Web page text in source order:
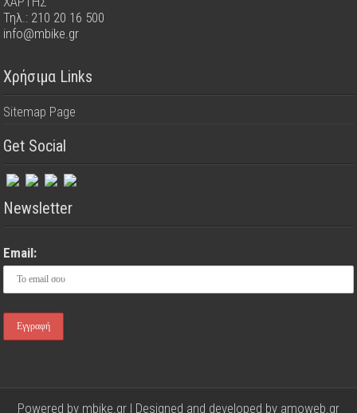
Τηλ.: 210 20 16 500
info@mbike.gr
Χρήσιμα Links
Sitemap Page
Get Social
Newsletter
Email:
Powered by mbike.gr | Designed and developed by amoweb.gr